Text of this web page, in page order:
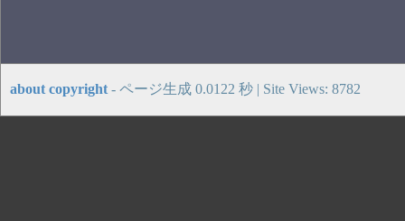
about copyright - ページ生成 0.0122 秒 | Site Views: 8782